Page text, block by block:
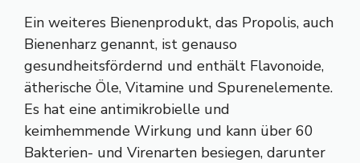
Ein weiteres Bienenprodukt, das Propolis, auch
Bienenharz genannt, ist genauso
gesundheitsfördernd und enthält Flavonoide,
ätherische Öle, Vitamine und Spurenelemente.
Es hat eine antimikrobielle und
keimhemmende Wirkung und kann über 60
Bakterien- und Virenarten besiegen, darunter